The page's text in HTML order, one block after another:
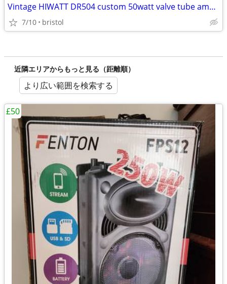
Vintage HIWATT DR504 custom 50watt valve tube amp head. c1971/2
7/10 bristol
近隣エリアからもっと見る（距離順）
より広い範囲を検索する
£50